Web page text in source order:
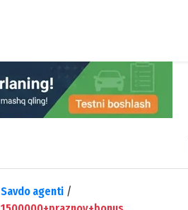
Savdo agenti /